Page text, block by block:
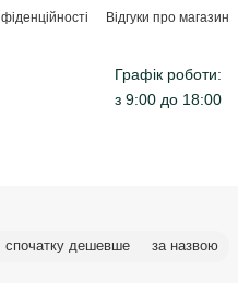
Відгуки про магазин
Графік роботи:
з 9:00 до 18:00
спочатку дешевше за назвою